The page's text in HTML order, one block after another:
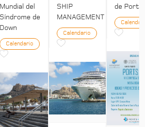
Mundial del
Síndrome de
Down
Calendario
SHIP
MANAGEMENT
Calendario
de Ports